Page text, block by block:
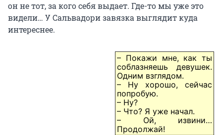
он не тот, за кого себя выдает. Где-то мы уже это
видели… У Сальвадори завязка выглядит куда
интереснее.
– Покажи мне, как ты
соблазняешь девушек.
Одним взглядом.
– Ну хорошо, сейчас
попробую.
– Ну?
– Что? Я уже начал.
– Ой, извини…
Продолжай!